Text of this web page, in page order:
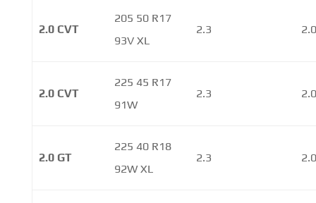
2.0 CVT
205 50 R17
93V XL
2.3
2.0 CVT
225 45 R17
91W
2.3
2.0 GT
225 40 R18
92W XL
2.3